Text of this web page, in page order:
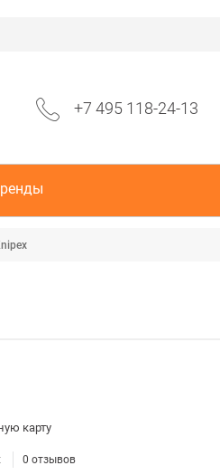
+7 495 118-24-13
карту
0отзывов